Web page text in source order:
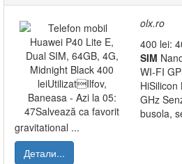
olx.ro
400 lei:
SIM
WI-FI
GHz
busola,
gravitational ...
Детали...